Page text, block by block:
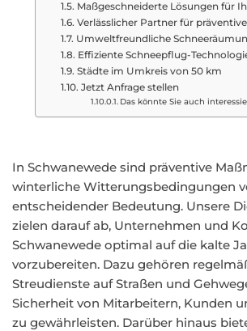
Maßgeschneiderte Lösungen für
Verlässlicher Partner für
Umweltfreundliche
Effiziente Schneepflug-
Städte im Umkreis von 50 km
Jetzt Anfrage stellen
Das könnte Sie auch
In Schwanewede sind präventive
winterliche Witterungsbedingungen
entscheidender Bedeutung. Unsere
zielen darauf ab, Unternehmen und
Schwanewede optimal auf die kalte
vorzubereiten. Dazu gehören
Streudienste auf Straßen und
Sicherheit von Mitarbeitern, Kunden
zu gewährleisten. Darüber hinaus